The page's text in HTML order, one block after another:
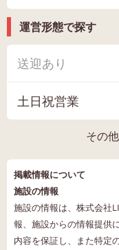
運営形態で探す
送迎あり
土日祝営業
その
掲載情報について
施設の情報
施設の情報は、株式会社
報、施設からの情報提供
内容を保証し、また特定